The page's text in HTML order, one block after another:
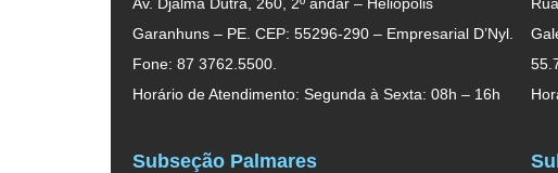
Garanhuns – PE. CEP: 55296-290 – Empresarial D’Nyl.
Fone: 87 3762.5500.
Horário de Atendimento: Segunda à Sexta: 08h – 16h
Subseção Palmares